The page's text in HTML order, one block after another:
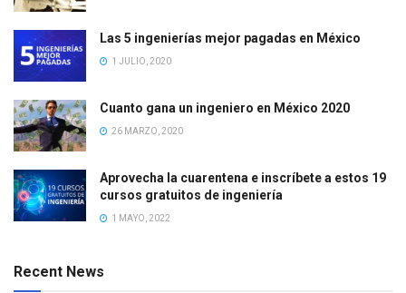
Las 5 ingenierías mejor pagadas en México
1 JULIO, 2020
Cuanto gana un ingeniero en México 2020
26 MARZO, 2020
Aprovecha la cuarentena e inscríbete a estos 19
cursos gratuitos de ingeniería
1 MAYO, 2022
Recent News